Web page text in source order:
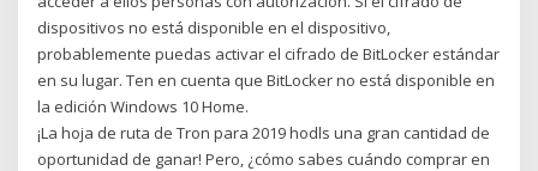
dispositivos no está disponible en el dispositivo,
probablemente puedas activar el cifrado de BitLocker estándar
en su lugar. Ten en cuenta que BitLocker no está disponible en
la edición Windows 10 Home.
¡La hoja de ruta de Tron para 2019 hodls una gran cantidad de
oportunidad de ganar! Pero, ¿cómo sabes cuándo comprar en